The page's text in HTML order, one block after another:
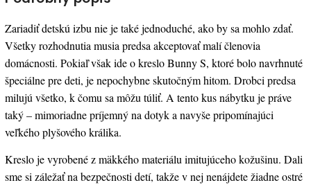
Zariadiť detskú izbu nie je také jednoduché, ako by sa mohlo zdať.
Všetky rozhodnutia musia predsa akceptovať malí členovia
domácnosti. Pokiaľ však ide o kreslo Bunny S, ktoré bolo navrhnuté
špeciálne pre deti, je nepochybne skutočným hitom. Drobci predsa
milujú všetko, k čomu sa môžu túliť. A tento kus nábytku je práve
taký – mimoriadne príjemný na dotyk a navyše pripomínajúci
veľkého plyšového králika.
Kreslo je vyrobené z mäkkého materiálu imitujúceho kožušinu. Dali
sme si záležať na bezpečnosti detí, takže v nej nenájdete žiadne ostré